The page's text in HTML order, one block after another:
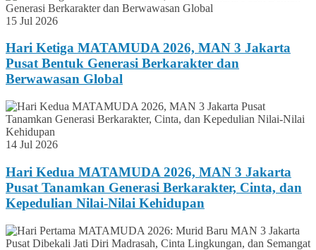
15 Jul 2026
Hari Ketiga MATAMUDA 2026, MAN 3 Jakarta
Pusat Bentuk Generasi Berkarakter dan
Berwawasan Global
14 Jul 2026
Hari Kedua MATAMUDA 2026, MAN 3 Jakarta
Pusat Tanamkan Generasi Berkarakter, Cinta, dan
Kepedulian Nilai-Nilai Kehidupan